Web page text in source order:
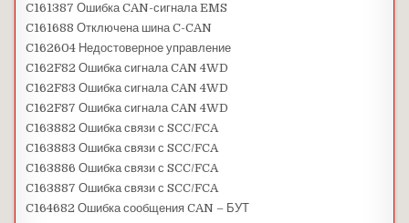
C161387 Ошибка CAN-сигнала EMS
C161688 Отключена шина C-CAN
C162604 Недостоверное управление
C162F82 Ошибка сигнала CAN 4WD
C162F83 Ошибка сигнала CAN 4WD
C162F87 Ошибка сигнала CAN 4WD
C163882 Ошибка связи с SCC/FCA
C163883 Ошибка связи с SCC/FCA
C163886 Ошибка связи с SCC/FCA
C163887 Ошибка связи с SCC/FCA
C164682 Ошибка сообщения CAN – БУТ